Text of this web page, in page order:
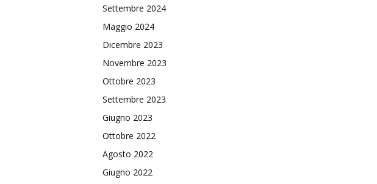
Settembre 2024
Maggio 2024
Dicembre 2023
Novembre 2023
Ottobre 2023
Settembre 2023
Giugno 2023
Ottobre 2022
Agosto 2022
Giugno 2022